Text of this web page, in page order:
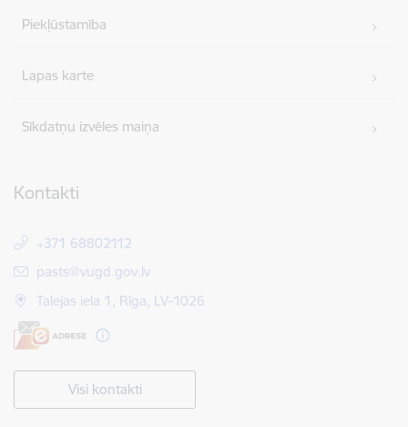
Piekļūstamība
Lapas karte
Sīkdatņu izvēles maiņa
Kontakti
+371 68802112
E-pasts:
pasts@vugd.gov.lv
Talejas iela 1, Rīga, LV-1026
Visi kontakti